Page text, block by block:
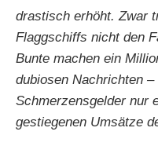
drastisch erhöht. Zwar
Flaggschiffs nicht den
Bunte machen ein
dubiosen Nachrichten
Schmerzensgelder nur
gestiegenen Umsätze